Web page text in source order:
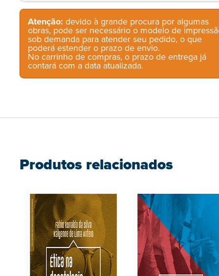
Atenção: devido à grande procura por algumas
obras, pode ser necessário o modelo de
sob demanda para atender seu pedido, o que
poderá estender o prazo de envio.
No carrinho de compras, o prazo de entrega já
contará com a data atualizada.
Produtos relacionados